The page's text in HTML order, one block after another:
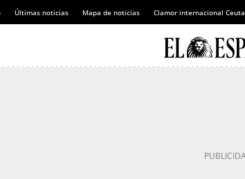
Últimas noticias Mapa de noticias Clamor internacional Ceuta